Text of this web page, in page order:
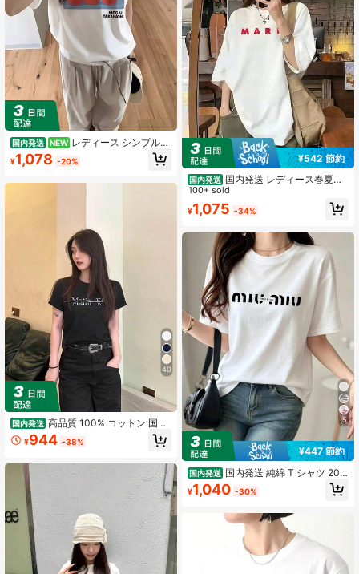
国内発送 NEW レディース シンプル
半袖Tシャツ カジュアル デイリーウ
ェアY2K クリエイティブ パターン レ
ーブ Tシャツ レディース、ニューサ
¥1,078 -20%
40
国内発送 高品質 100% コットン 国内
発送レディース半袖トップス クルー
ネックルーズシルエット ヴィンテー
通気性に優れ 夏デイリー・カジュア
ルに最適 どんなボトムスにも合わせ
やすい万能 T シャツ
¥944 -38%
¥542 節約
国内発送 国内発送 レディース春夏新
作 ユニークデザイン ファッションプ
リント ラウンドネック カジュアル万
能 ティーンガール風 200g コットン
100+ sold
¥1,075 -34%
5
¥447 節約
国内発送 国内発送 純綿 T シャツ 202
6 夏新作 プリント柄 レディース丸首
半袖 カジュアルコーデ カップル着用
¥1,040 -30%